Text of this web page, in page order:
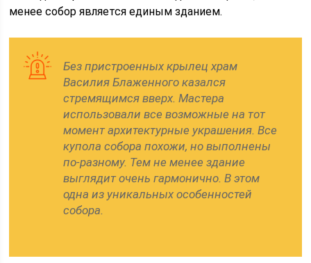
менее собор является единым зданием.
Без пристроенных крылец храм
Василия Блаженного казался
стремящимся вверх. Мастера
использовали все возможные на тот
момент архитектурные украшения. Все
купола собора похожи, но выполнены
по-разному. Тем не менее здание
выглядит очень гармонично. В этом
одна из уникальных особенностей
собора.